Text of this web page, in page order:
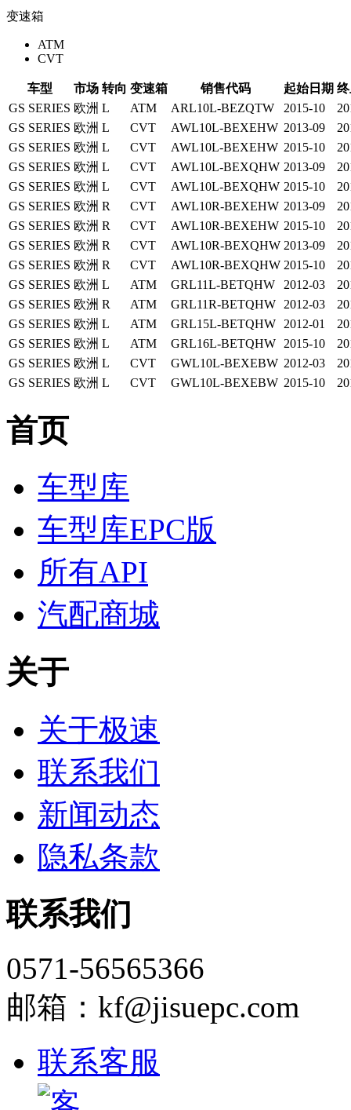
变速箱
ATM
CVT
车型 市场 转向 变速箱 销售代码 起始日期
GS SERIES 欧洲 L ATM ARL10L-BEZQTW 2015-10
GS SERIES 欧洲 L CVT AWL10L-BEXEHW 2013-09
GS SERIES 欧洲 L CVT AWL10L-BEXEHW 2015-10
GS SERIES 欧洲 L CVT AWL10L-BEXQHW 2013-09
GS SERIES 欧洲 L CVT AWL10L-BEXQHW 2015-10
GS SERIES 欧洲 R CVT AWL10R-BEXEHW 2013-09
GS SERIES 欧洲 R CVT AWL10R-BEXEHW 2015-10
GS SERIES 欧洲 R CVT AWL10R-BEXQHW 2013-09
GS SERIES 欧洲 R CVT AWL10R-BEXQHW 2015-10
GS SERIES 欧洲 L ATM GRL11L-BETQHW 2012-03
GS SERIES 欧洲 R ATM GRL11R-BETQHW 2012-03
GS SERIES 欧洲 L ATM GRL15L-BETQHW 2012-01
GS SERIES 欧洲 L ATM GRL16L-BETQHW 2015-10
GS SERIES 欧洲 L CVT GWL10L-BEXEBW 2012-03
GS SERIES 欧洲 L CVT GWL10L-BEXEBW 2015-10
首页
车型库
车型库EPC版
所有API
汽配商城
关于
关于极速
联系我们
新闻动态
隐私条款
联系我们
0571-56565366
邮箱：kf@jisuepc.com
联系客服